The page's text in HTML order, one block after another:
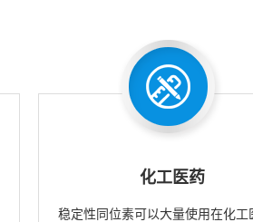
化工医药
稳定性同位素可以大量使用在化工